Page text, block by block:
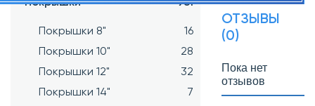
Покрышки 981
Покрышки 8"
16
Покрышки 10"
28
Покрышки 12"
32
Покрышки 14"
7
ОТЗЫВЫ
(0)
Пока нет
отзывов